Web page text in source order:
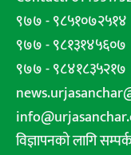
९७७ - ९८५१०७२५१४
९७७ - ९८१३१४५६०७
९७७ - ९८४१८३५२१७
विज्ञापनको लागि